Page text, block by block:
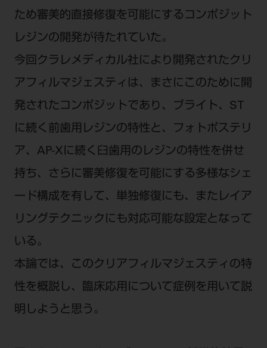
ため審美的直接修復を可能にするコンポジット
レジンの開発が待たれていた。
今回クラレメディカル社により開発されたクリ
アフィルマジェスティは、まさにこのために開
発されたコンポジットであり、ブライト、ST
に続く前歯用レジンの特性と、フォトポステリ
ア、AP-Xに続く臼歯用のレジンの特性を併せ
持ち、さらに審美修復を可能にする多様なシェ
ード構成を有して、単独修復にも、またレイア
リングテクニックにも対応可能な設定となって
いる。
本論では、このクリアフィルマジェスティの特
性を概説し、臨床応用について症例を用いて説
明しようと思う。